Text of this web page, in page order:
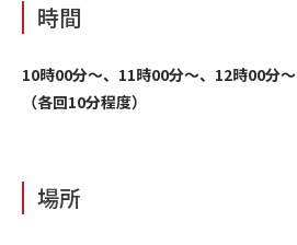
時間
10時00分～、11時00分～、12時00分～
（各回10分程度）
場所